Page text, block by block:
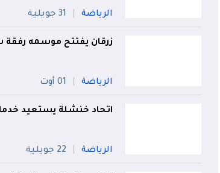
الرياضة 31 جويلية
زرقان يفتتح موسمه رفقة
الرياضة 01 أوت
اتحاد خنشلة يستعيد
الرياضة 22 جويلية